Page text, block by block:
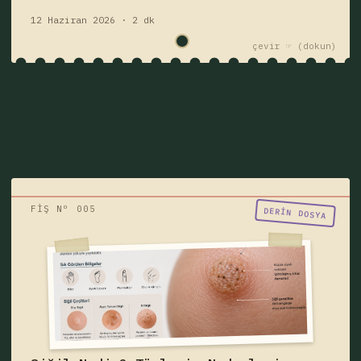
12 Haziran 2026 · 2 dk
çevir ☞
FİŞ Nº 005 DERIN DOSYA
"Birisi siğil mi dedi?"
Siğil nedir, neden çıkar, bulaşıcı mıdır?
Siğil türleri, belirtileri, HPV ilişkisi, ayak
tabanı siğili, genital siğil ve tedavi
yöntemlerini öğrenin.
hastalık
siğil
Fişi çek — yazıyı oku